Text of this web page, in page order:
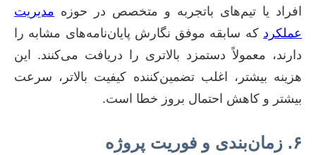
افراد یا تیم‌های باتجربه و متخصص در حوزه مدیریت
عملکرد که سابقه موفق نگارش پایان‌نامه‌های مشابه را
دارند، معمولاً دستمزد بالاتری را دریافت می‌کنند. این
هزینه بیشتر، اغلب تضمین‌کننده کیفیت بالاتر، سرعت
بیشتر و کاهش احتمال بروز خطا است.
۶. زمان‌بندی و فوریت پروژه